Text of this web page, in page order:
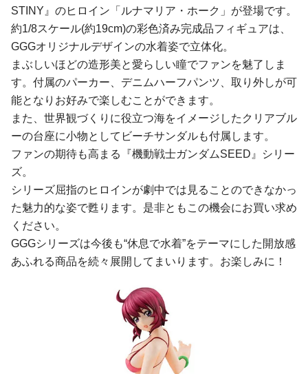
STINY』のヒロイン「ルナマリア・ホーク」が登場です。
約1/8スケール(約19cm)の彩色済み完成品フィギュアは、
GGGオリジナルデザインの水着姿で立体化。
まぶしいほどの造形美と愛らしい瞳でファンを魅了しま
す。付属のパーカー、デニムハーフパンツ、取り外しが可
能となりお好みで楽しむことができます。
また、世界観づくりに役立つ海をイメージしたクリアブル
ーの台座に小物としてビーチサンダルも付属します。
ファンの期待も高まる『機動戦士ガンダムSEED』シリー
ズ。
シリーズ屈指のヒロインが劇中では見ることのできなかっ
た魅力的な姿で甦ります。是非ともこの機会にお買い求め
ください。
GGGシリーズは今後も“休息で水着”をテーマにした開放感
あふれる商品を続々展開してまいります。お楽しみに！